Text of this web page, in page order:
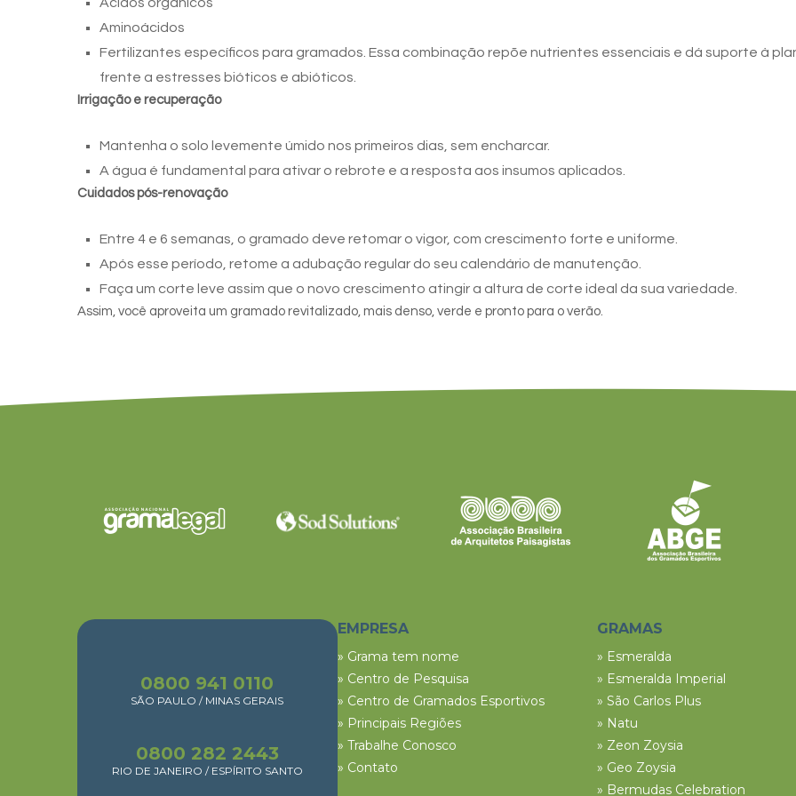
Aminoácidos
Fertilizantes específicos para gramados. Essa combinação repõe nutrientes essenciais e dá suporte à
frente a estresses bióticos e abióticos.
Irrigação e recuperação
Mantenha o solo levemente úmido nos primeiros dias, sem encharcar.
A água é fundamental para ativar o rebrote e a resposta aos insumos aplicados.
Cuidados pós-renovação
Entre 4 e 6 semanas, o gramado deve retomar o vigor, com crescimento forte e uniforme.
Após esse período, retome a adubação regular do seu calendário de manutenção.
Faça um corte leve assim que o novo crescimento atingir a altura de corte ideal da sua variedade.
Assim, você aproveita um gramado revitalizado, mais denso, verde e pronto para o verão.
0800 941 0110
SÃO PAULO / MINAS GERAIS
0800 282 2443
RIO DE JANEIRO / ESPÍRITO SANTO
EMPRESA
» Grama tem nome
» Centro de Pesquisa
» Centro de Gramados Esportivos
» Principais Regiões
» Trabalhe Conosco
» Contato
GRAMAS
» Esmeralda
» Esmeralda Imperial
» São Carlos Plus
» Natu
» Zeon Zoysia
» Geo Zoysia
» Bermudas Celebration